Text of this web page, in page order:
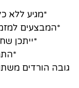
*מגיע ללא
*המבצעים
*ייתכן